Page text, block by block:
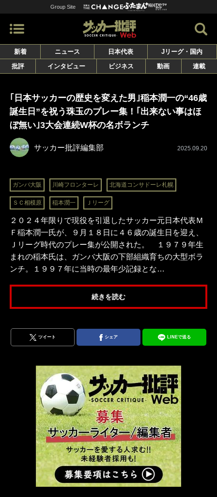
Group Site
新着 ニュース 日本代表
Jリーグ・国内
批評
インタビュー ビジネス 動画 連載
｢日本サッカーの歴史を変えた男｣稲本潤一の“46歳
誕生日”を祝う珠玉のプレー集！｢出来ない事はほ
ぼ無い｣3大会連続W杯の名ボランチ
サッカー批評編集部 2025.09.20
ガンバ大阪 川崎フロンターレ 北海道コンサドーレ札幌
ＳＣ相模原 稲本潤一 Ｊリーグ
２０２４年限りで現役を引退したサッカー元日本代表Ｍ
Ｆ稲本潤一氏が、９月１８日に４６歳の誕生日を迎え、
Ｊリーグ時代のプレー集が公開された。 １９７９年生
まれの稲本氏は、ガンバ大阪の下部組織育ちの大型ボラ
ンチ。１９９７年に当時の最年少記録とな…
続きを読む
ツイート シェア LINEで送る